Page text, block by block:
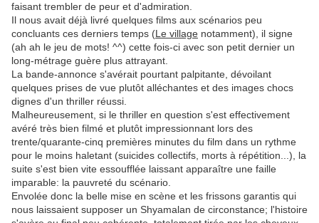
faisant trembler de peur et d'admiration.
Il nous avait déjà livré quelques films aux scénarios peu
concluants ces derniers temps (Le village notamment), il signe
(ah ah le jeu de mots! ^^) cette fois-ci avec son petit dernier un
long-métrage guère plus attrayant.
La bande-annonce s'avérait pourtant palpitante, dévoilant
quelques prises de vue plutôt alléchantes et des images chocs
dignes d'un thriller réussi.
Malheureusement, si le thriller en question s'est effectivement
avéré très bien filmé et plutôt impressionnant lors des
trente/quarante-cinq premières minutes du film dans un rythme
pour le moins haletant (suicides collectifs, morts à répétition...), la
suite s'est bien vite essoufflée laissant apparaître une faille
imparable: la pauvreté du scénario.
Envolée donc la belle mise en scène et les frissons garantis qui
nous laissaient supposer un Shyamalan de circonstance; l'histoire